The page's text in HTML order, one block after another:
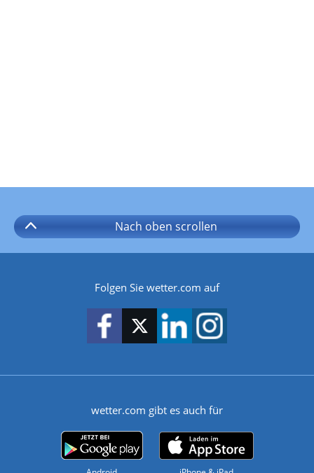
Nach oben scrollen
Folgen Sie wetter.com auf
wetter.com gibt es auch für